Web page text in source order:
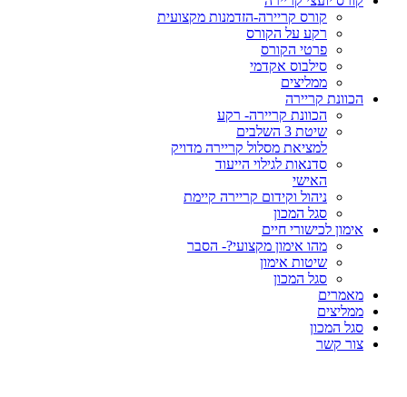
קורס קריירה-הזדמנות מקצועית
רקע על הקורס
פרטי הקורס
סילבוס אקדמי
ממליצים
הכוונת קריירה
הכוונת קריירה- רקע
שיטת 3 השלבים
למציאת מסלול קריירה מדויק
סדנאות לגילוי הייעוד
האישי
ניהול וקידום קריירה קיימת
סגל המכון
אימון לכישורי חיים
מהו אימון מקצועי?- הסבר
שיטות אימון
סגל המכון
מאמרים
ממליצים
סגל המכון
צור קשר